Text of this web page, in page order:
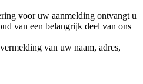
voor uw aanmelding ontvangt u
van een belangrijk deel van ons
van uw naam, adres,